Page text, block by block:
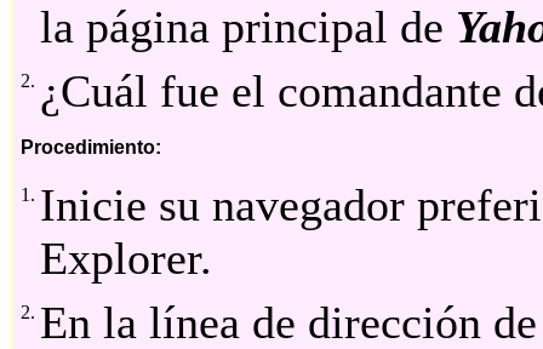
la página principal de
2. ¿Cuál fue el comandante
Procedimiento:
1. Inicie su navegador
Explorer.
2. En la línea de dirección